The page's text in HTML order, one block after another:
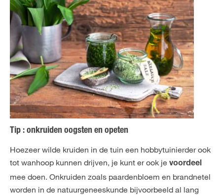
Tip : onkruiden oogsten en opeten
Hoezeer wilde kruiden in de tuin een hobbytuinierder ook
tot wanhoop kunnen drijven, je kunt er ook je voordeel
mee doen. Onkruiden zoals paardenbloem en brandnetel
worden in de natuurgeneeskunde bijvoorbeeld al lang